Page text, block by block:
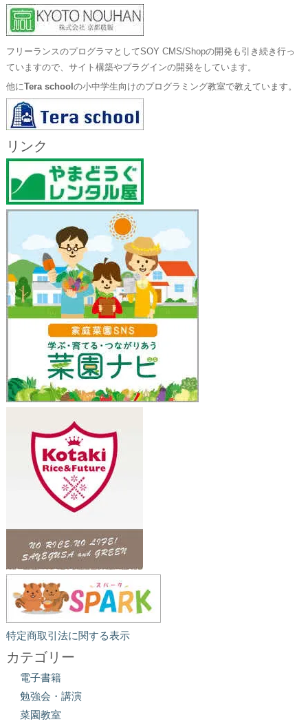
フリーランスのプログラマとしてSOY CMS/Shopの開発も引き続き行っ
ていますので、サイト構築やプラグインの開発をしています。
他にTera school の小中学生向けのプログラミング教室で教えています。
リンク
特定商取引法に関する表示
カテゴリー
電子書籍
勉強会・講演
菜園教室